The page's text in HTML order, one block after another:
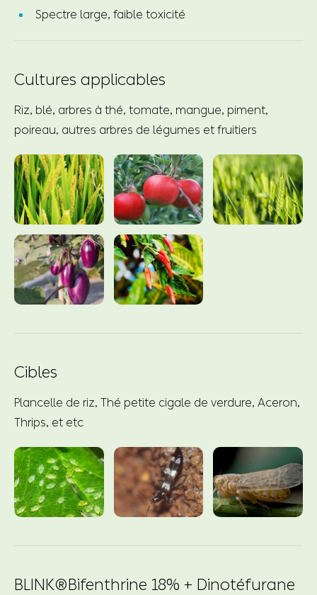
Spectre large, faible toxicité
Cultures applicables
Riz, blé, arbres à thé, tomate, mangue, piment,
poireau, autres arbres de légumes et fruitiers
Cibles
Plancelle de riz, Thé petite cigale de verdure, Aceron,
Thrips, et etc
BLINK®Bifenthrine 18% + Dinotéfurane